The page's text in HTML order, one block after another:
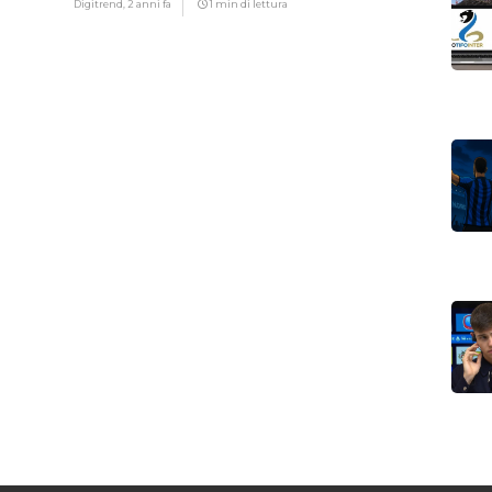
Digitrend,2 anni fa 1 min di lettura